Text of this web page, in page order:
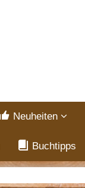
Neuheiten
Buchtipps